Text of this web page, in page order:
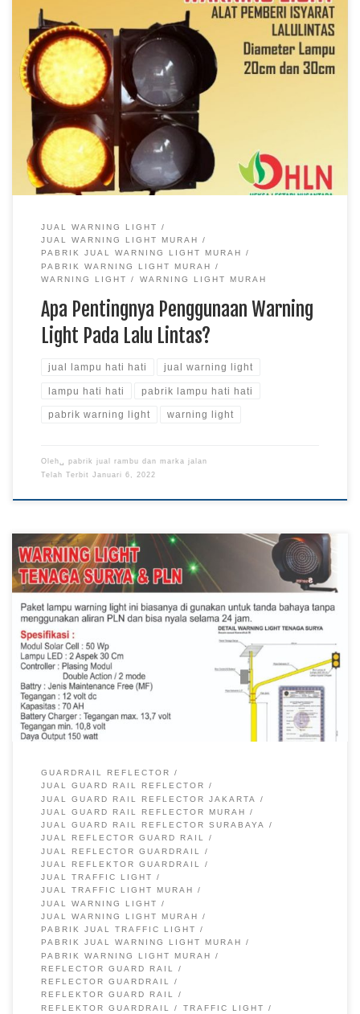
JUAL WARNING LIGHT
JUAL WARNING LIGHT MURAH
PABRIK JUAL WARNING LIGHT MURAH
PABRIK WARNING LIGHT MURAH
WARNING LIGHT
WARNING LIGHT MURAH
Apa Pentingnya Penggunaan Warning
Light Pada Lalu Lintas?
jual lampu hati hati jual warning light
lampu hati hati pabrik lampu hati hati
pabrik warning light warning light
Oleh␣ pabrik jual rambu dan marka jalan
Telah Terbit Januari 6, 2022
GUARDRAIL REFLECTOR
JUAL GUARD RAIL REFLECTOR
JUAL GUARD RAIL REFLECTOR JAKARTA
JUAL GUARD RAIL REFLECTOR MURAH
JUAL GUARD RAIL REFLECTOR SURABAYA
JUAL REFLECTOR GUARD RAIL
JUAL REFLECTOR GUARDRAIL
JUAL REFLEKTOR GUARDRAIL
JUAL TRAFFIC LIGHT
JUAL TRAFFIC LIGHT MURAH
JUAL WARNING LIGHT
JUAL WARNING LIGHT MURAH
PABRIK JUAL TRAFFIC LIGHT
PABRIK JUAL WARNING LIGHT MURAH
PABRIK WARNING LIGHT MURAH
REFLECTOR GUARD RAIL
REFLECTOR GUARDRAIL
REFLEKTOR GUARD RAIL
REFLEKTOR GUARDRAIL
TRAFFIC LIGHT